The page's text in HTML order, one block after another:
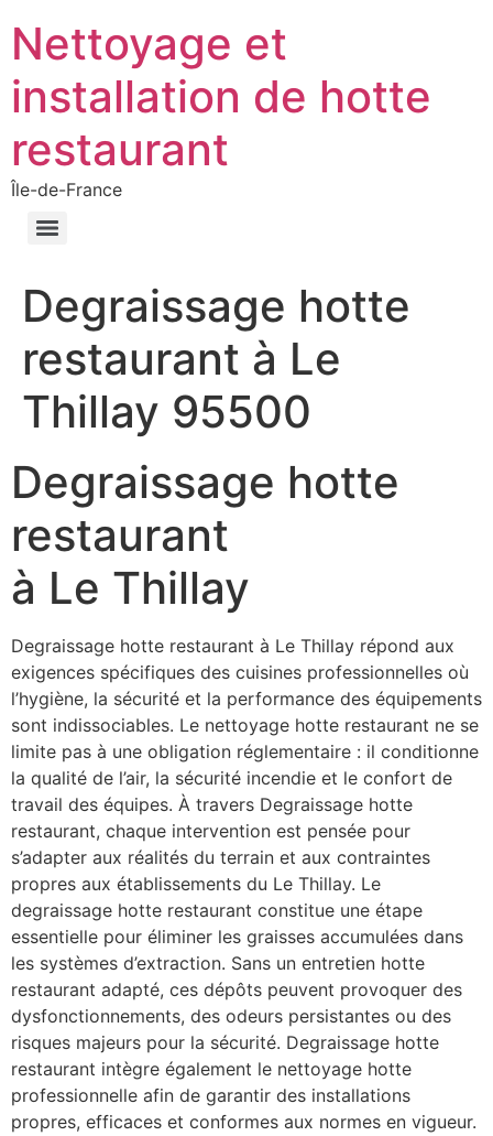
Nettoyage et
installation de hotte
restaurant
Île-de-France
Degraissage hotte
restaurant à Le
Thillay 95500
Degraissage hotte
restaurant
à Le Thillay
Degraissage hotte restaurant à Le Thillay répond aux
exigences spécifiques des cuisines professionnelles où
l’hygiène, la sécurité et la performance des équipements
sont indissociables. Le nettoyage hotte restaurant ne se
limite pas à une obligation réglementaire : il conditionne
la qualité de l’air, la sécurité incendie et le confort de
travail des équipes. À travers Degraissage hotte
restaurant, chaque intervention est pensée pour
s’adapter aux réalités du terrain et aux contraintes
propres aux établissements du Le Thillay. Le
degraissage hotte restaurant constitue une étape
essentielle pour éliminer les graisses accumulées dans
les systèmes d’extraction. Sans un entretien hotte
restaurant adapté, ces dépôts peuvent provoquer des
dysfonctionnements, des odeurs persistantes ou des
risques majeurs pour la sécurité. Degraissage hotte
restaurant intègre également le nettoyage hotte
professionnelle afin de garantir des installations
propres, efficaces et conformes aux normes en vigueur.